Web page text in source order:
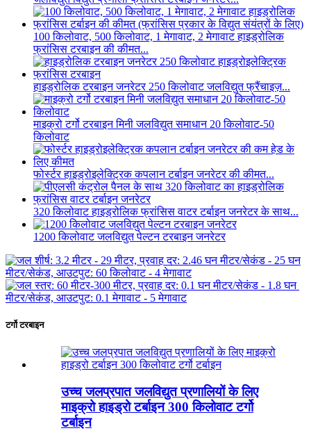
100 किलोवाट, 500 किलोवाट, 1 मेगावाट, 2 मेगावाट हाइड्रोलिक
फ्रांसिस टरबाइन की कीमत...
हाइड्रोलिक टरबाइन जनरेटर 250 किलोवाट जलविद्युत फ्रैंचाइज़...
माइक्रो टर्गो टरबाइन मिनी जलविद्युत समाधान 20 किलोवाट-50
किलोवाट
फोर्स्टर हाइड्रोइलेक्ट्रिक कपलान टर्बाइन जनरेटर की कीमत...
320 किलोवाट हाइड्रोलिक फ्रांसिस वाटर टर्बाइन जनरेटर के साथ...
1200 किलोवाट जलविद्युत पेल्टन टरबाइन जनरेटर
टर्गो टरबाइन
उच्च जलप्रपात जलविद्युत प्रणालियों के लिए
माइक्रो हाइड्रो टर्बाइन 300 किलोवाट टर्गो
टर्बाइन